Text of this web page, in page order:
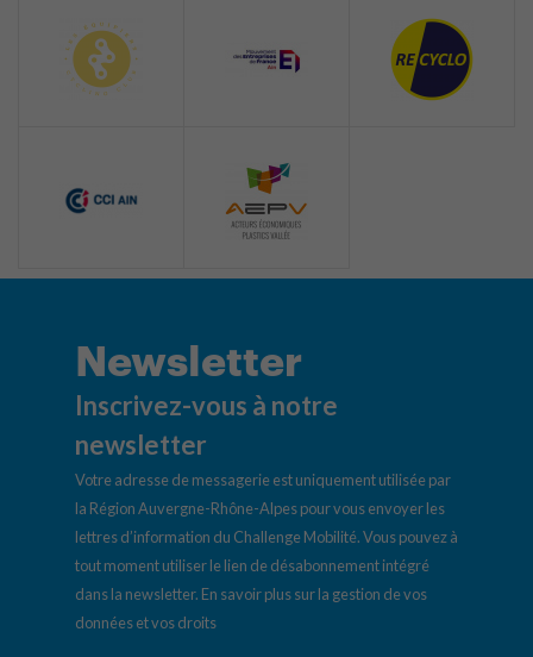
Newsletter
Inscrivez-vous à notre
newsletter
Votre adresse de messagerie est uniquement utilisée par
la Région Auvergne-Rhône-Alpes pour vous envoyer les
lettres d’information du Challenge Mobilité. Vous pouvez à
tout moment utiliser le lien de désabonnement intégré
dans la newsletter. En savoir plus sur la gestion de vos
données et vos droits